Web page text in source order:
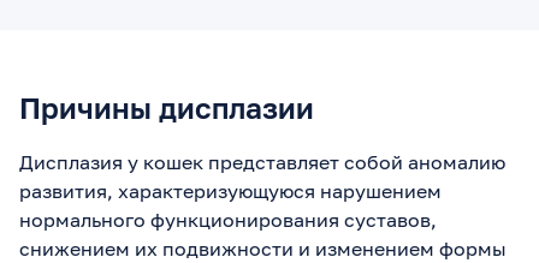
Причины дисплазии
Дисплазия у кошек представляет собой аномалию
развития, характеризующуюся нарушением
нормального функционирования суставов,
снижением их подвижности и изменением формы